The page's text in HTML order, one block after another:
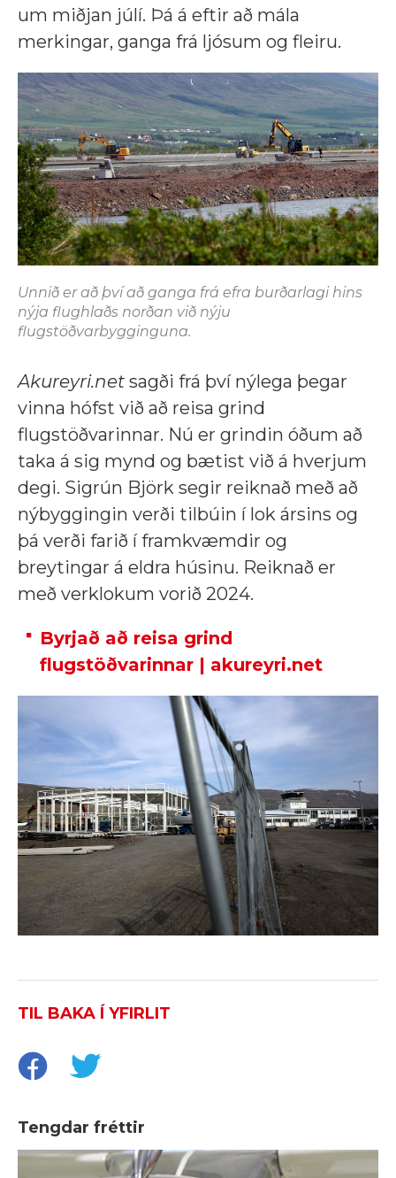
um miðjan júlí. Þá á eftir að mála
merkingar, ganga frá ljósum og fleiru.
Unnið er að því að ganga frá efra burðarlagi hins
nýja flughlaðs norðan við nýju
flugstöðvarbygginguna.
Akureyri.net sagði frá því nýlega þegar
vinna hófst við að reisa grind
flugstöðvarinnar. Nú er grindin óðum að
taka á sig mynd og bætist við á hverjum
degi. Sigrún Björk segir reiknað með að
nýbyggingin verði tilbúin í lok ársins og
þá verði farið í framkvæmdir og
breytingar á eldra húsinu. Reiknað er
með verklokum vorið 2024.
Byrjað að reisa grind
flugstöðvarinnar | akureyri.net
TIL BAKA Í YFIRLIT
Tengdar fréttir